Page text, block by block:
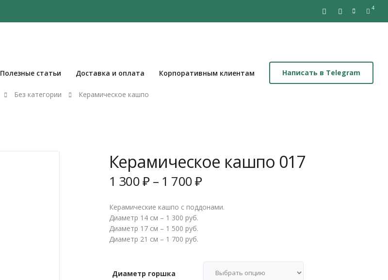
4
Полезные статьи Доставка и оплата Корпоративным клиентам Написать в Telegram
Без категории
Керамическое кашпо
Керамическое кашпо 017
1 300₽ – 1 700₽
Керамические кашпо с поддонами.
Диаметр 14 см – 1 300 руб.
Диаметр 17 см – 1 500 руб.
Диаметр 21 см – 1 700 руб.
Диаметр горшка